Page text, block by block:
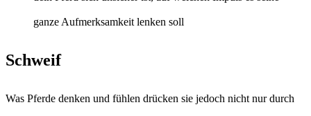
ganze Aufmerksamkeit lenken soll
Schweif
Was Pferde denken und fühlen drücken sie jedoch nicht nur durch